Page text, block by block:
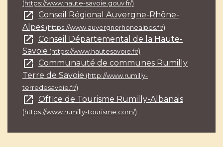
(https://www.haute-savoie.gouv.fr/)
open_in_new Conseil Régional Auvergne-Rhône-
Alpes (https://www.auvergnerhonealpes.fr/)
open_in_new Conseil Départemental de la Haute-
Savoie (https://www.hautesavoie.fr/)
open_in_new Communauté de communes Rumilly
Terre de Savoie (http://www.rumilly-
terredesavoie.fr/)
open_in_new Office de Tourisme Rumilly-Albanais
(https://www.rumilly-tourisme.com/)